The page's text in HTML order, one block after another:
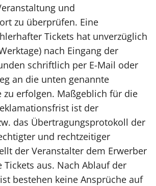
und
zu überprüfen. Eine
Tickets hat unverzüglich
nach Eingang der
schriftlich per E-Mail oder
an die unten genannte
zu erfolgen. Maßgeblich für die
ist der
das Übertragungsprotokoll der
und rechtzeitiger
der Veranstalter dem Erwerber
Tickets aus. Nach Ablauf der
bestehen keine Ansprüche auf